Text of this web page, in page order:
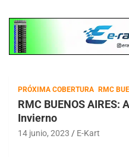
PRÓXIMA COBERTURA RMC
RMC BUENOS AIRES:
Invierno
14 junio, 2023 E-Kart